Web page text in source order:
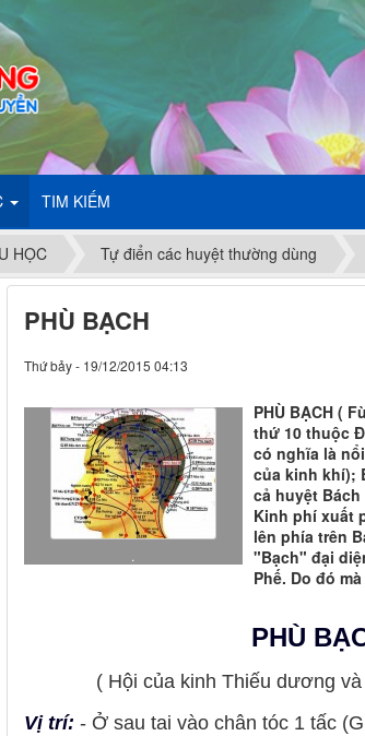
TIM KIẾM
HỌC Tự điển các huyệt thường dùng
PHÙ BẠCH
Thứ bảy - 19/12/2015 04:13
.
PHÙ BẠCH (
thứ 10 thuộc
có nghĩa là
của kinh khí);
cả huyệt
Kinh phí xuất
lên phía trên
"Bạch" đại
Phế. Do đó
PHÙ
( Hội của kinh Thiếu dương
Vị trí: - Ở sau tai vào chân tóc 1 tấc